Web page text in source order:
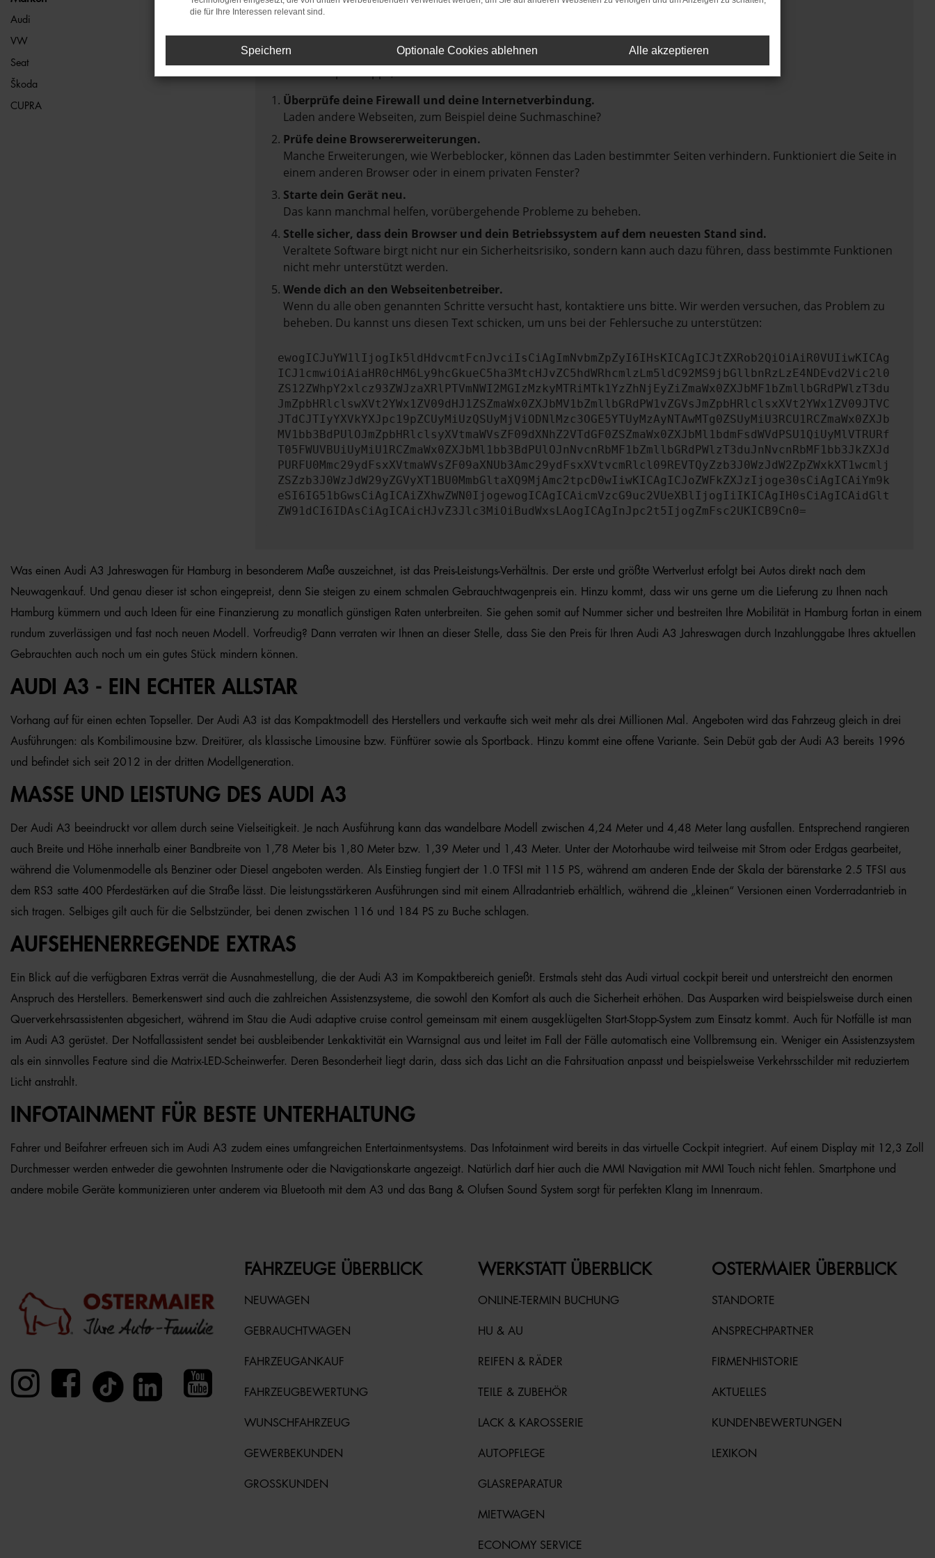
Audi
VW
Seat
Škoda
CUPRA
Beim Laden ist ein Fehler aufgetreten.
Hier sind ein paar Tipps, die dir helfen können:
Überprüfe deine Firewall und deine Internetverbindung.
Laden andere Webseiten, zum Beispiel deine Suchmaschine?
Prüfe deine Browsererweiterungen.
Manche Erweiterungen, wie Werbeblocker, können das Laden bestimmter Seiten verhindern. Funktioniert die Seite in
einem anderen Browser oder in einem privaten Fenster?
Starte dein Gerät neu.
Das kann manchmal helfen, vorübergehende Probleme zu beheben.
Stelle sicher, dass dein Browser und dein Betriebssystem auf dem neuesten Stand sind.
Veraltete Software birgt nicht nur ein Sicherheitsrisiko, sondern kann auch dazu führen, dass bestimmte Funktionen
nicht mehr unterstützt werden.
Wende dich an den Webseitenbetreiber.
Wenn du alle oben genannten Schritte versucht hast, kontaktiere uns bitte. Wir werden versuchen, das Problem zu
beheben. Du kannst uns diesen Text schicken, um uns bei der Fehlersuche zu unterstützen:
ewogICJuYW1lIjogIk5ldHdvcmtFcnJvciIsCiAgImNvbmZpZyI6IHsKICAgICJtZXRob2QiOiAiR0VUIiwKICAg
ICJ1cmwiOiAiaHR0cHM6Ly9hcGkueC5ha3MtcHJvZC5hdWRhcmlzLm5ldC92MS9jbGllbnRzLzE4NDEvd2Vic2l0
ZS12ZWhpY2xlcz93ZWJzaXRlPTVmNWI2MGIzMzkyMTRiMTk1YzZhNjEyZiZmaWx0ZXJbMF1bZmllbGRdPWlzT3du
JmZpbHRlclswXVt2YWx1ZV09dHJ1ZSZmaWx0ZXJbMV1bZmllbGRdPW1vZGVsJmZpbHRlclsxXVt2YWx1ZV09JTVC
JTdCJTIyYXVkYXJpc19pZCUyMiUzQSUyMjViODNlMzc3OGE5YTUyMzAyNTAwMTg0ZSUyMiU3RCU1RCZmaWx0ZXJb
MV1bb3BdPUlOJmZpbHRlclsyXVtmaWVsZF09dXNhZ2VTdGF0ZSZmaWx0ZXJbMl1bdmFsdWVdPSU1QiUyMlVTRURf
T05FWUVBUiUyMiU1RCZmaWx0ZXJbMl1bb3BdPUlOJnNvcnRbMF1bZmllbGRdPWlzT3duJnNvcnRbMF1bb3JkZXJd
PURFU0Mmc29ydFsxXVtmaWVsZF09aXNUb3Amc29ydFsxXVtvcmRlcl09REVTQyZzb3J0WzJdW2ZpZWxkXT1wcmlj
ZSZzb3J0WzJdW29yZGVyXT1BU0MmbGltaXQ9MjAmc2tpcD0wIiwKICAgICJoZWFkZXJzIjoge30sCiAgICAiYm9k
eSI6IG51bGwsCiAgICAiZXhwZWN0IjogewogICAgICAicmVzcG9uc2VUeXBlIjogIiIKICAgIH0sCiAgICAidGlt
ZW91dCI6IDAsCiAgICAicHJvZ3Jlc3MiOiBudWxsLAogICAgInJpc2t5IjogZmFsc2UKICB9Cn0=
Was einen Audi A3 Jahreswagen für Hamburg in besonderem Maße auszeichnet, ist das Preis-Leistungs-Verhältnis. Der erste und größte Wertverlust erfolgt bei Autos direkt nach dem
Neuwagenkauf. Und genau dieser ist schon eingepreist, denn Sie steigen zu einem schmalen Gebrauchtwagenpreis ein. Hinzu kommt, dass wir uns gerne um die Lieferung zu Ihnen nach
Hamburg kümmern und auch Ideen für eine Finanzierung zu monatlich günstigen Raten unterbreiten. Sie gehen somit auf Nummer sicher und bestreiten Ihre Mobilität in Hamburg fortan in einem
rundum zuverlässigen und fast noch neuen Modell. Vorfreudig? Dann verraten wir Ihnen an dieser Stelle, dass Sie den Preis für Ihren Audi A3 Jahreswagen durch Inzahlunggabe Ihres aktuellen
Gebrauchten auch noch um ein gutes Stück mindern können.
AUDI A3 - EIN ECHTER ALLSTAR
Vorhang auf für einen echten Topseller. Der Audi A3 ist das Kompaktmodell des Herstellers und verkaufte sich weit mehr als drei Millionen Mal. Angeboten wird das Fahrzeug gleich in drei
Ausführungen: als Kombilimousine bzw. Dreitürer, als klassische Limousine bzw. Fünftürer sowie als Sportback. Hinzu kommt eine offene Variante. Sein Debüt gab der Audi A3 bereits 1996
und befindet sich seit 2012 in der dritten Modellgeneration.
MASSE UND LEISTUNG DES AUDI A3
Der Audi A3 beeindruckt vor allem durch seine Vielseitigkeit. Je nach Ausführung kann das wandelbare Modell zwischen 4,24 Meter und 4,48 Meter lang ausfallen. Entsprechend rangieren
auch Breite und Höhe innerhalb einer Bandbreite von 1,78 Meter bis 1,80 Meter bzw. 1,39 Meter und 1,43 Meter. Unter der Motorhaube wird teilweise mit Strom oder Erdgas gearbeitet,
während die Volumenmodelle als Benziner oder Diesel angeboten werden. Als Einstieg fungiert der 1.0 TFSI mit 115 PS, während am anderen Ende der Skala der bärenstarke 2.5 TFSI aus
dem RS3 satte 400 Pferdestärken auf die Straße lässt. Die leistungsstärkeren Ausführungen sind mit einem Allradantrieb erhältlich, während die „kleinen“ Versionen einen Vorderradantrieb in
sich tragen. Selbiges gilt auch für die Selbstzünder, bei denen zwischen 116 und 184 PS zu Buche schlagen.
AUFSEHENERREGENDE EXTRAS
Ein Blick auf die verfügbaren Extras verrät die Ausnahmestellung, die der Audi A3 im Kompaktbereich genießt. Erstmals steht das Audi virtual cockpit bereit und unterstreicht den enormen
Anspruch des Herstellers. Bemerkenswert sind auch die zahlreichen Assistenzsysteme, die sowohl den Komfort als auch die Sicherheit erhöhen. Das Ausparken wird beispielsweise durch einen
Querverkehrsassistenten abgesichert, während im Stau die Audi adaptive cruise control gemeinsam mit einem ausgeklügelten Start-Stopp-System zum Einsatz kommt. Auch für Notfälle ist man
im Audi A3 gerüstet. Der Notfallassistent sendet bei ausbleibender Lenkaktivität ein Warnsignal aus und leitet im Fall der Fälle automatisch eine Vollbremsung ein. Weniger ein Assistenzsystem
als ein sinnvolles Feature sind die Matrix-LED-Scheinwerfer. Deren Besonderheit liegt darin, dass sich das Licht an die Fahrsituation anpasst und beispielsweise Verkehrsschilder mit reduziertem
Licht anstrahlt.
INFOTAINMENT FÜR BESTE UNTERHALTUNG
Fahrer und Beifahrer erfreuen sich im Audi A3 zudem eines umfangreichen Entertainmentsystems. Das Infotainment wird bereits in das virtuelle Cockpit integriert. Auf einem Display mit 12,3 Zoll
Durchmesser werden entweder die gewohnten Instrumente oder die Navigationskarte angezeigt. Natürlich darf hier auch die MMI Navigation mit MMI Touch nicht fehlen. Smartphone und
andere mobile Geräte kommunizieren unter anderem via Bluetooth mit dem A3 und das Bang & Olufsen Sound System sorgt für perfekten Klang im Innenraum.
FAHRZEUGE ÜBERBLICK
NEUWAGEN
GEBRAUCHTWAGEN
FAHRZEUGANKAUF
FAHRZEUGBEWERTUNG
WUNSCHFAHRZEUG
GEWERBEKUNDEN
GROSSKUNDEN
WERKSTATT ÜBERBLICK
ONLINE-TERMIN BUCHUNG
HU & AU
REIFEN & RÄDER
TEILE & ZUBEHÖR
LACK & KAROSSERIE
AUTOPFLEGE
GLASREPARATUR
MIETWAGEN
ECONOMY SERVICE
OSTERMAIER ÜBERBLICK
STANDORTE
ANSPRECHPARTNER
FIRMENHISTORIE
AKTUELLES
KUNDENBEWERTUNGEN
LEXIKON
die für Ihre Interessen relevant sind.
Speichern Optionale Cookies ablehnen Alle akzeptieren